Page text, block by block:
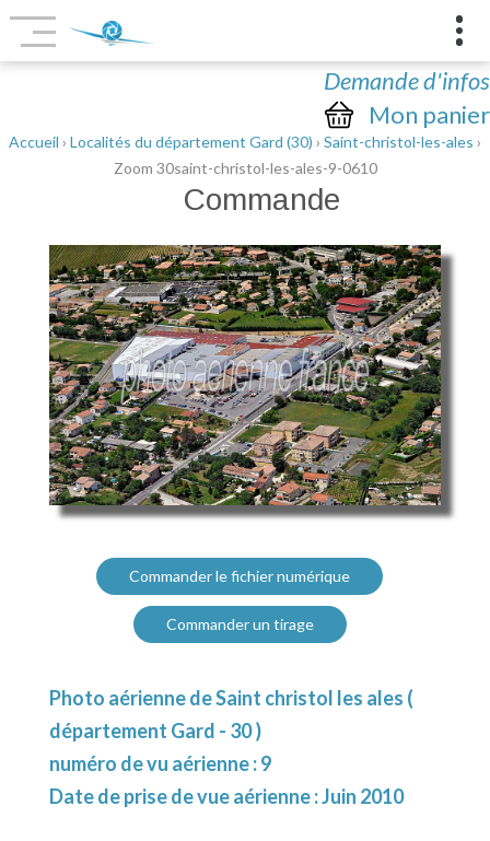
Demande d'infos
Mon panier
Accueil › Localités du département Gard (30) › Saint-christol-les-ales ›
Zoom 30saint-christol-les-ales-9-0610
Commande
Commander le fichier numérique
Commander un tirage
Photo aérienne de Saint christol les ales (
département Gard - 30 )
numéro de vu aérienne : 9
Date de prise de vue aérienne : Juin 2010